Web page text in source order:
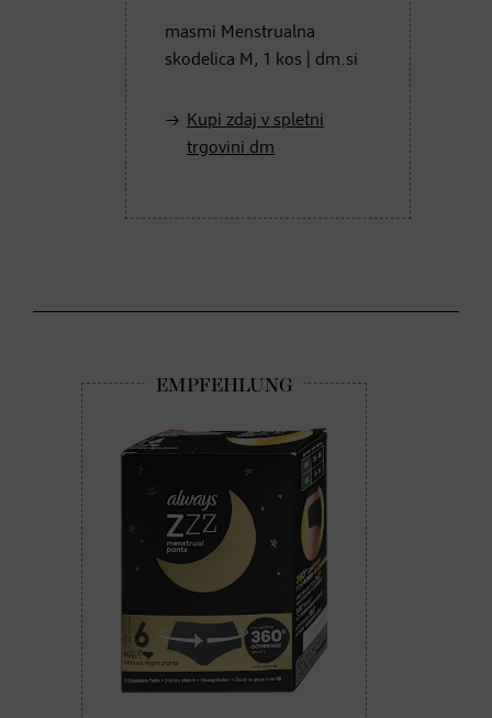
masmi Menstrualna
skodelica M, 1 kos | dm.si
Kupi zdaj v spletni
trgovini dm